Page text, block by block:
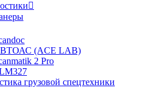

(ACE LAB)
2 Pro
грузовой спецтехники